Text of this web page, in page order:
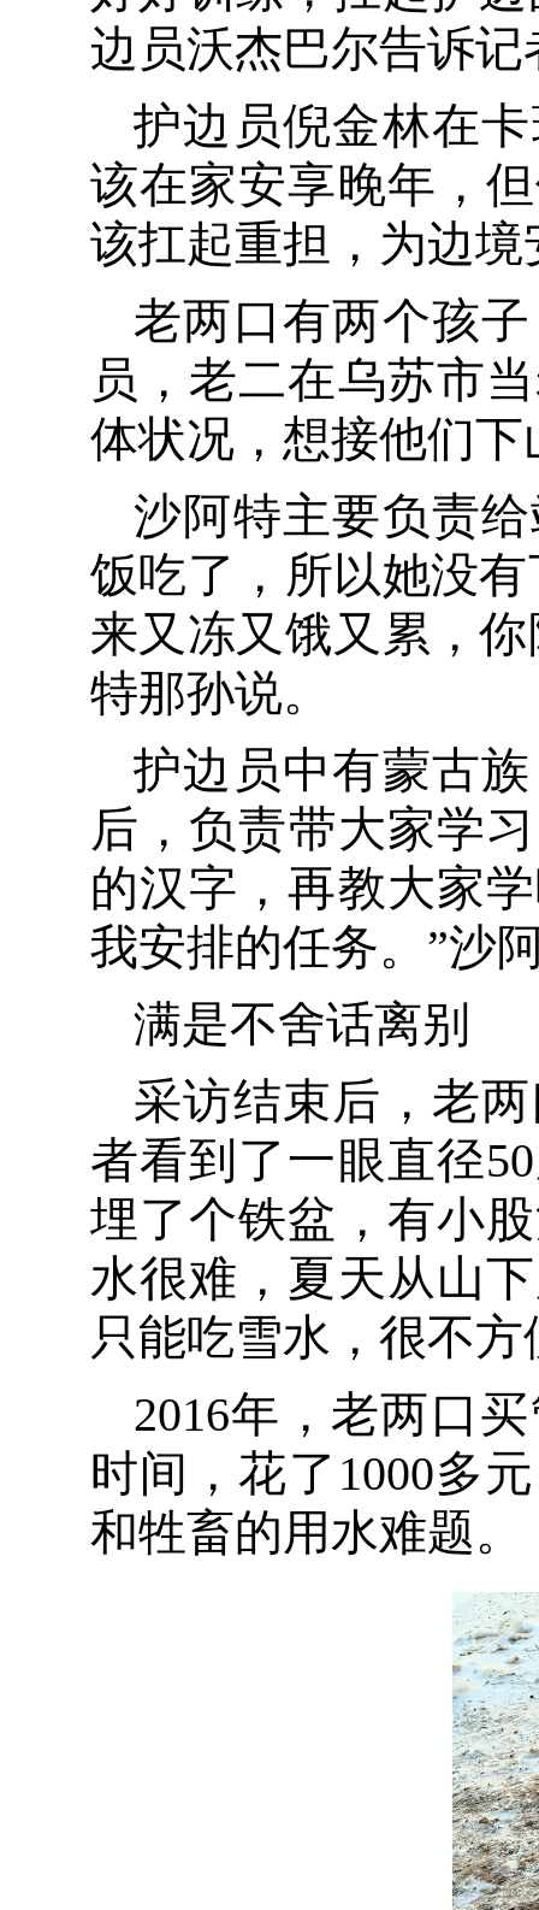
边员沃杰巴尔告诉记
护边员倪金林在
该在家安享晚年，
该扛起重担，为边
老两口有两个孩
员，老二在乌苏市
体状况，想接他们下
沙阿特主要负责
饭吃了，所以她没
来又冻又饿又累，
特那孙说。
护边员中有蒙古
后，负责带大家学
的汉字，再教大家
我安排的任务。”沙
满是不舍话离别
采访结束后，老
者看到了一眼直径
埋了个铁盆，有小
水很难，夏天从山
只能吃雪水，很不方
2016年，老两口
时间，花了1000多
和牲畜的用水难题。